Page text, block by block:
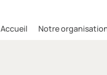
Accueil Notre